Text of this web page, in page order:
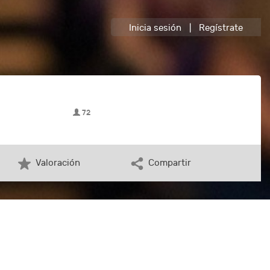
Inicia sesión Regístrate
72
Valoración Compartir